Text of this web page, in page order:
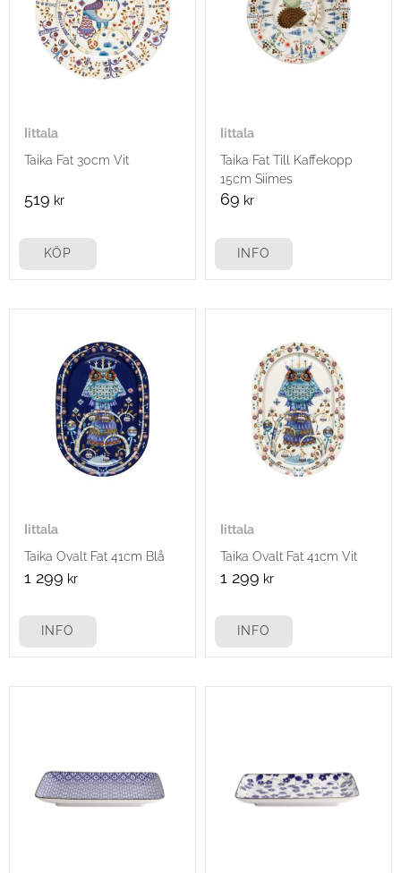
Iittala
Taika Fat 30cm Vit
519 kr
KÖP
Iittala
Taika Fat Till Kaffekopp
15cm Siimes
69 kr
INFO
Iittala
Taika Ovalt Fat 41cm Blå
1 299 kr
INFO
Iittala
Taika Ovalt Fat 41cm Vit
1 299 kr
INFO